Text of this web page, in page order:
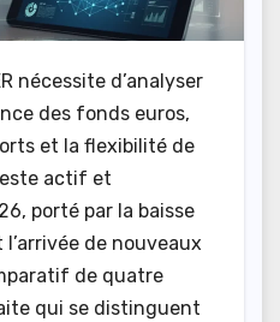
nécessite d’analyser
des fonds euros,
et la flexibilité de
actif et
porté par la baisse
de nouveaux
de quatre
qui se distinguent